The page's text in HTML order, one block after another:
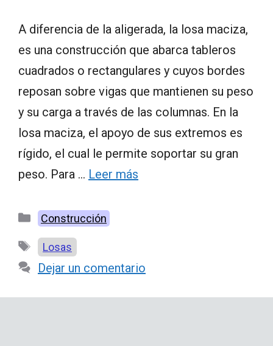
A diferencia de la aligerada, la losa maciza,
es una construcción que abarca tableros
cuadrados o rectangulares y cuyos bordes
reposan sobre vigas que mantienen su peso
y su carga a través de las columnas. En la
losa maciza, el apoyo de sus extremos es
rígido, el cual le permite soportar su gran
peso. Para … Leer más
Categorías
Construcción
Etiquetas
Losas
Dejar un comentario